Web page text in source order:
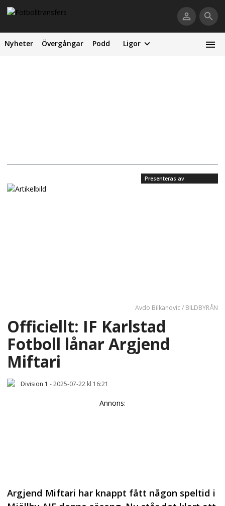
Nyheter Övergångar Podd Ligor
Presenteras av
Avdo Bilkanovic / BILDBYRÅN
Officiellt: IF Karlstad
Fotboll lånar Argjend
Miftari
Division 1 -2025-07-22 kl 16:21
Annons:
Argjend Miftari har knappt fått någon speltid i